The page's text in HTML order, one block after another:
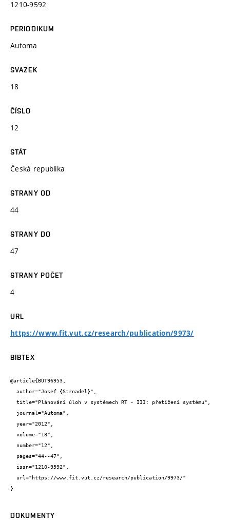
1210-9592
PERIODIKUM
Automa
SVAZEK
18
ČÍSLO
12
STÁT
Česká republika
STRANY OD
44
STRANY DO
47
STRANY POČET
4
URL
https://www.fit.vut.cz/research/publication/9973/
BIBTEX
@article{BUT96953,
}
DOKUMENTY